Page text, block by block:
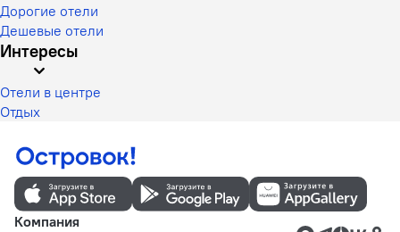
Дорогие отели
Дешевые отели
Интересы
Отели в центре
Отдых
Компания